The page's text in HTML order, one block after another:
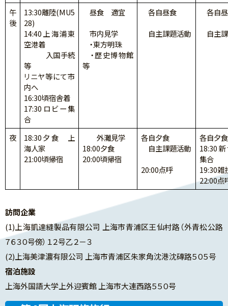
午
後
13:30離陸(MU5
28)
14:40上海浦東
空港着
入国手続
等
リニヤ等にて市
内へ
16:30頃宿舎着
17:30ロビー集
合
昼食 適宜
市内見学
・東方明珠
・歴史博物館
等
各自昼食
自主課題活動
各自
自主
夜
18:30夕食 上
海人家
21:00頃帰宿
外灘見学
18:00夕食
20:00頃帰宿
各自夕食
自主課題活動
20:00点呼
各自夕
18:30
集合
19:30雑
22:00点
訪問企業
(1)上海凱達縫製品有限公司 上海市青浦区王仙村路（外青松公路
７６３０号傍）１２号乙２－３
(2)上海美津濃有限公司 上海市青浦区朱家角沈港沈磚路５０５号
宿泊施設
上海外国語大学上外迎賓館 上海市大連西路５５０号